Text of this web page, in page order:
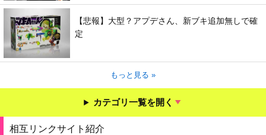
【悲報】大型？アプデさん、新ブキ追加無しで確
定
もっと見る »
カテゴリ一覧を開く
相互リンクサイト紹介